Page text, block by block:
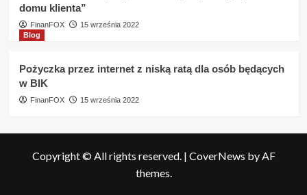
domu klienta”
FinanFOX
15 września 2022
Blog
Pożyczka przez internet z niską ratą dla osób będących
w BIK
FinanFOX 15 września 2022
Copyright © All rights reserved. | CoverNews by AF
themes.